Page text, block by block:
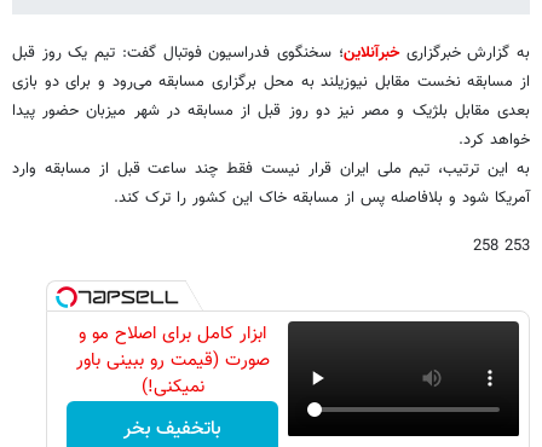
به گزارش خبرگزاریخبرآنلاین؛ سخنگوی فدراسیون فوتبال گفت: تیم یک روز قبل
از مسابقه نخست مقابل نیوزیلند به محل برگزاری مسابقه می‌رود و برای دو بازی
بعدی مقابل بلژیک و مصر نیز دو روز قبل از مسابقه در شهر میزبان حضور پیدا
خواهد کرد.
به این ترتیب، تیم ملی ایران قرار نیست فقط چند ساعت قبل از مسابقه وارد
آمریکا شود و بلافاصله پس از مسابقه خاک این کشور را ترک کند.
253 258
ابزار کامل برای اصلاح مو و
صورت (قیمت رو ببینی باور
نمیکنی!)
باتخفیف بخر